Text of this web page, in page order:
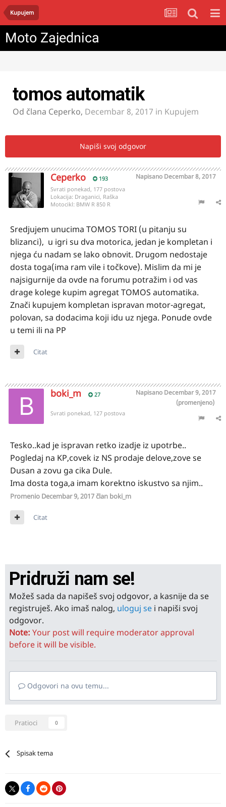
Kupujem
Moto Zajednica
tomos automatik
Od člana Ceperko, Decembar 8, 2017 in Kupujem
Napiši svoj odgovor
Ceperko 193 Napisano Decembar 8, 2017
Svrati ponekad, 177 postova
Lokacija: Draganici, Raška
Motocikl: BMW R 850 R
Sredjujem unucima TOMOS TORI (u pitanju su
blizanci), u igri su dva motorica, jedan je kompletan i
njega ću nadam se lako obnovit. Drugom nedostaje
dosta toga(ima ram vile i točkove). Mislim da mi je
najsigurnije da ovde na forumu potražim i od vas
drage kolege kupim agregat TOMOS automatika.
Znači kupujem kompletan ispravan motor-agregat,
polovan, sa dodacima koji idu uz njega. Ponude ovde
u temi ili na PP
Citat
boki_m 27 Napisano Decembar 9, 2017
(promenjeno)
Svrati ponekad, 127 postova
Tesko..kad je ispravan retko izadje iz upotrbe..
Pogledaj na KP,covek iz NS prodaje delove,zove se
Dusan a zovu ga cika Dule.
Ima dosta toga,a imam korektno iskustvo sa njim..
Promenio Decembar 9, 2017član boki_m
Citat
Pridruži nam se!
Možeš sada da napišeš svoj odgovor, a kasnije da se
registruješ. Ako imaš nalog, uloguj se i napiši svoj
odgovor.
Note: Your post will require moderator approval
before it will be visible.
Odgovori na ovu temu...
Pratioci 0
Spisak tema